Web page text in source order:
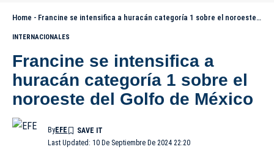
Home - Francine se intensifica a huracán categoría 1 sobre el noroeste del Golfo de México
INTERNACIONALES
Francine se intensifica a
huracán categoría 1 sobre el
noroeste del Golfo de México
Last Updated: 10 De Septiembre De 2024 22:20
ByEFE